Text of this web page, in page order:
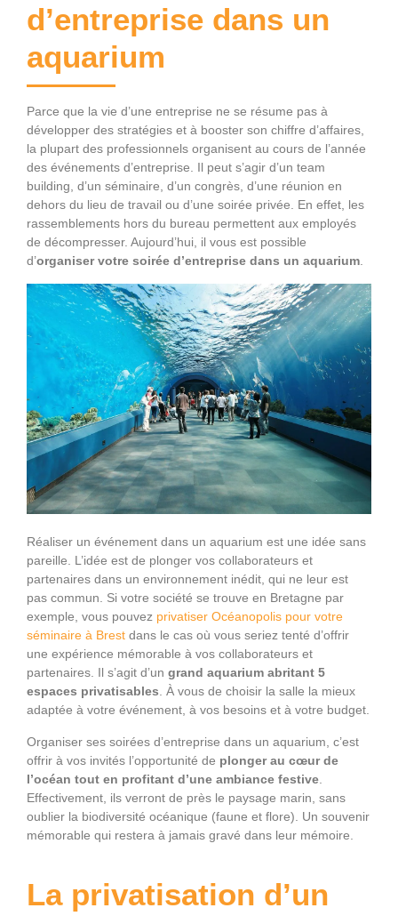
d’entreprise dans un
aquarium
Parce que la vie d’une entreprise ne se résume pas à
développer des stratégies et à booster son chiffre d’affaires,
la plupart des professionnels organisent au cours de l’année
des événements d’entreprise. Il peut s’agir d’un team
building, d’un séminaire, d’un congrès, d’une réunion en
dehors du lieu de travail ou d’une soirée privée. En effet, les
rassemblements hors du bureau permettent aux employés
de décompresser. Aujourd’hui, il vous est possible
d’organiser votre soirée d’entreprise dans un aquarium
Réaliser un événement dans un aquarium est une idée sans
pareille. L’idée est de plonger vos collaborateurs et
partenaires dans un environnement inédit, qui ne leur est
pas commun. Si votre société se trouve en Bretagne par
exemple, vous pouvez privatiser Océanopolis pour votre
séminaire à Brest dans le cas où vous seriez tenté d’offrir
une expérience mémorable à vos collaborateurs et
partenaires. Il s’agit d’un grand aquarium abritant 5
espaces privatisables . À vous de choisir la salle la mieux
adaptée à votre événement, à vos besoins et à votre budget.
Organiser ses soirées d’entreprise dans un aquarium, c’est
offrir à vos invités l’opportunité de plonger au cœur de
l’océan tout en profitant d’une ambiance festive
Effectivement, ils verront de près le paysage marin, sans
oublier la biodiversité océanique (faune et flore). Un souvenir
mémorable qui restera à jamais gravé dans leur mémoire.
La privatisation d’un